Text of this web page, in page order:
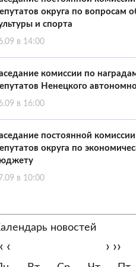
округа по вопросам
и спорта
в 14:00
комиссии по
Ненецкого
в 16:00
постоянной
округа по
в 10:00
новостей
‹ › ››